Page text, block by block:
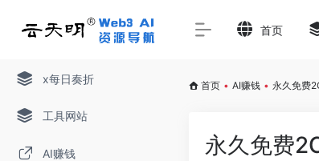
x每日奏折
工具网站
AI赚钱
首页
首页 • AI赚钱 • 永久免费
永久免费